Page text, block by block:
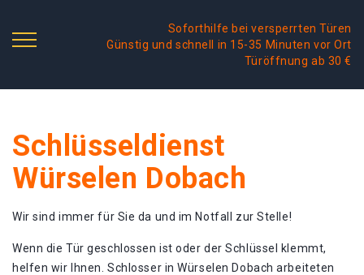
Soforthilfe bei versperrten Türen
Günstig und schnell in 15-35 Minuten vor Ort
Türöffnung ab 30 €
Schlüsseldienst
Würselen Dobach
Wir sind immer für Sie da und im Notfall zur Stelle!
Wenn die Tür geschlossen ist oder der Schlüssel klemmt,
helfen wir Ihnen. Schlosser in Würselen Dobach arbeiteten